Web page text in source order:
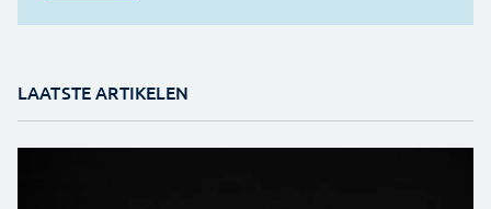
LAATSTE ARTIKELEN